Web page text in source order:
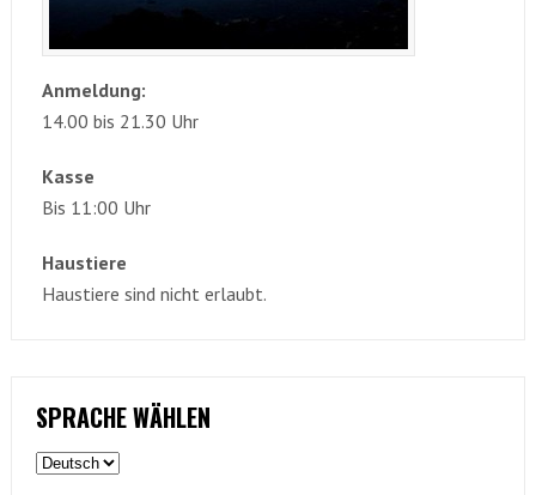
Anmeldung:
14.00 bis 21.30 Uhr
Kasse
Bis 11:00 Uhr
Haustiere
Haustiere sind nicht erlaubt.
SPRACHE WÄHLEN
Sprache